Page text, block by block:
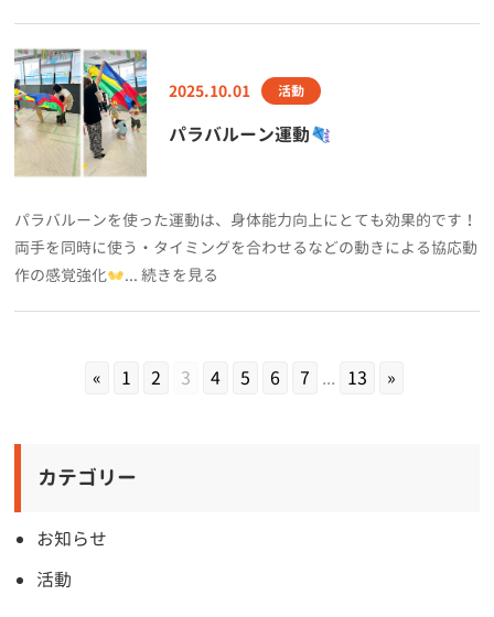
2025.10.01 活動
パラバルーン運動
パラバルーンを使った運動は、身体能力向上にとても効果的です！
両手を同時に使う・タイミングを合わせるなどの動きによる協応動
作の感覚強化
... 続きを見る
« 1 2 3 4 5 6 7 ... 13 »
カテゴリー
お知らせ
活動